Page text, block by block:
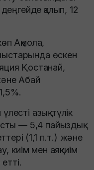
қалып, 12
Ақмола,
өскен
Қостанай,
Абай
азық-түлік
— 5,4 пайыздық
(1,1 п.т.) және
киім мен аяқкиім